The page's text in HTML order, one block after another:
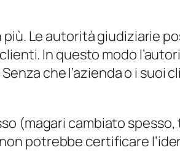
più. Le autorità giudiziarie
In questo modo
che l’azienda o i suoi
(magari cambiato
potrebbe certificare